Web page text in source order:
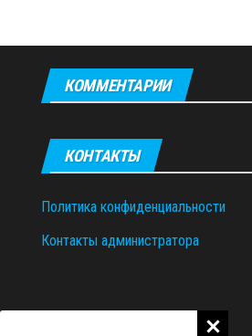
КОММЕНТАРИИ
КОНТАКТЫ
Политика конфиденциальности
Контакты администратора